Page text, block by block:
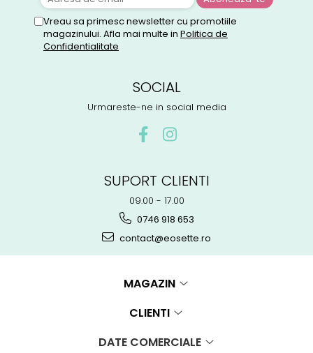
Vreau sa primesc newsletter cu promotiile
magazinului. Afla mai multe in Politica de
Confidentialitate
SOCIAL
Urmareste-ne in social media
SUPORT CLIENTI
09.00 - 17.00
0746 918 653
contact@eosette.ro
MAGAZIN
CLIENTI
DATE COMERCIALE